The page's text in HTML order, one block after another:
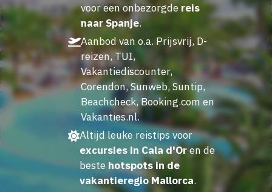
voor een onbezorgde reis
naar Spanje.
Aanbod van o.a. Prijsvrij, D-
reizen, TUI,
Vakantiediscounter,
Corendon, Sunweb, Suntip,
Beachcheck, Booking.com en
Vakanties.nl.
Altijd leuke reistips voor
excursies in Cala d'Oren de
beste hotspots in de
vakantieregio Mallorca.